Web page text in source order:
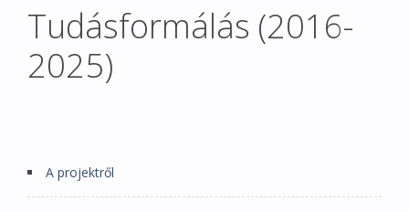
Tudásformálás (2016-
2025)
A projektről